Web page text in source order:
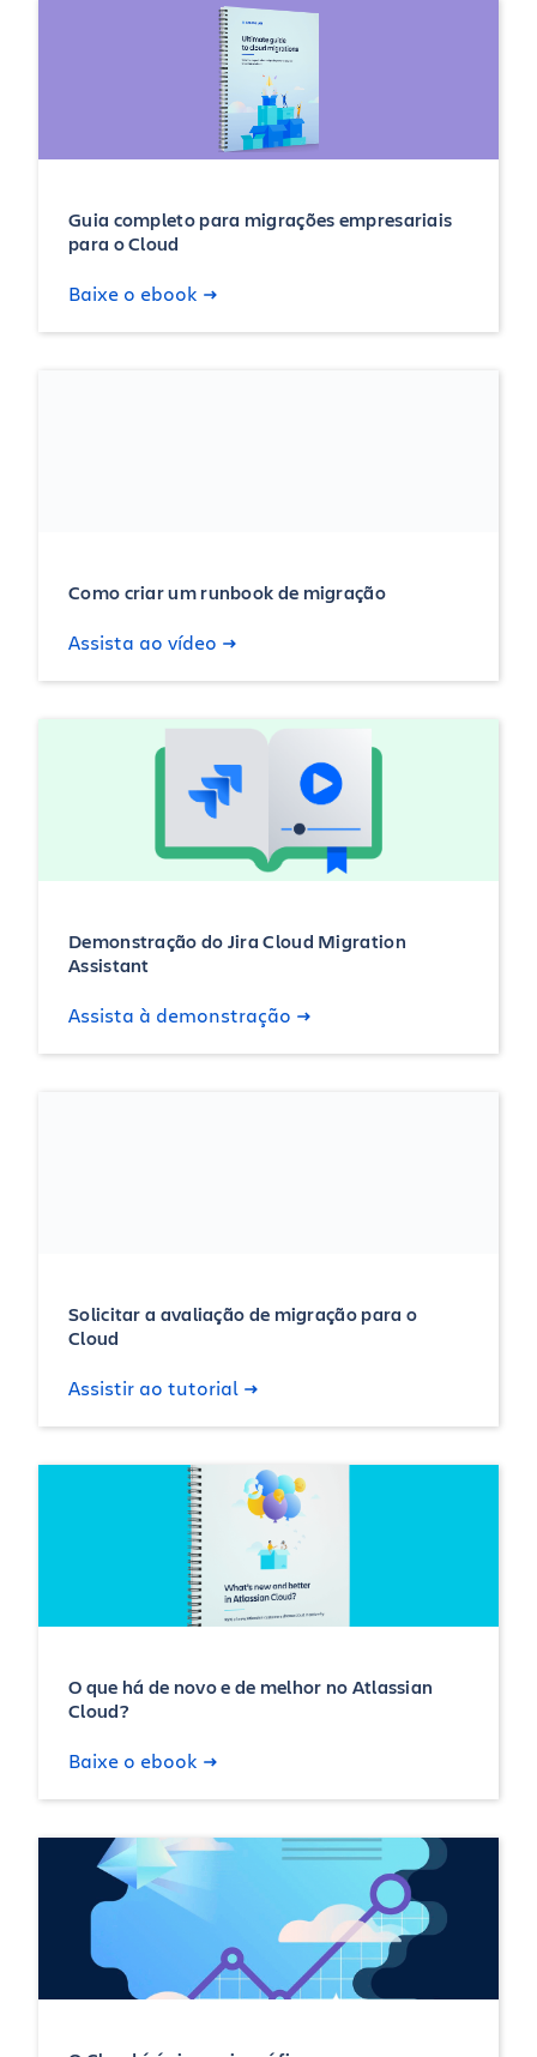
Guia completo para migrações empresariais
para o Cloud
Baixe o ebook
Como criar um runbook de migração
Assista ao vídeo
Demonstração do Jira Cloud Migration
Assistant
Assista à demonstração
Solicitar a avaliação de migração para o
Cloud
Assistir ao tutorial
O que há de novo e de melhor no Atlassian
Cloud?
Baixe o ebook